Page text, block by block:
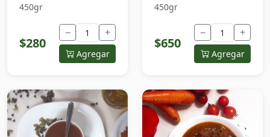
450gr
$280
− +
Agregar
450gr
$650
− +
Agregar